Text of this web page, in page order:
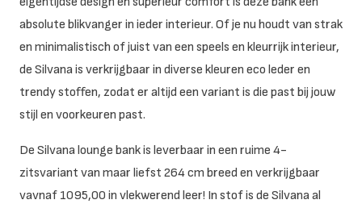
absolute blikvanger in ieder interieur. Of je nu houdt van strak
en minimalistisch of juist van een speels en kleurrijk interieur,
de Silvana is verkrijgbaar in diverse kleuren eco leder en
trendy stoffen, zodat er altijd een variant is die past bij jouw
stijl en voorkeuren past.
De Silvana lounge bank is leverbaar in een ruime 4-
zitsvariant van maar liefst 264 cm breed en verkrijgbaar
vavnaf 1095,00 in vlekwerend leer! In stof is de Silvana al